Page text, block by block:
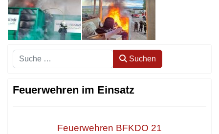
Suchen Suchen
Feuerwehren im Einsatz
Feuerwehren BFKDO 21